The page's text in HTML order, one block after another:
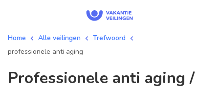
Home Alle veilingen
Trefwoord
professionele anti aging
professionele anti aging /